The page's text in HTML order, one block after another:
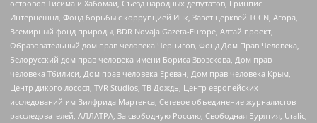
островов Тисима и Хабомаи, Съезд народных депутатов, Гринпис
Интернешнл, Фонд борьбы с коррупцией Инк, Завет церквей TCCN, Агора,
Всемирный фонд природы, BDR Novaja Gazeta-Europe, Алтай проект,
Образовательный дом прав человека Чернигов, Фонд Дом Прав Человека,
Белорусский дом прав человека имени Бориса Звозскова, Дом прав
человека Тбилиси, Дом прав человека Ереван, Дом прав человека Крым,
Центр дикого лосося, TVR Studios, ТВ Дождь, Центр европейских
исследований им Вилфрида Мартенса, Сетевое объединение журналистов
расследователей, АЛЛАТРА, За свободную Россию, Свободная Бурятия, Uralic,